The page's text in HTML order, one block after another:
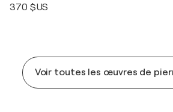
370 $US
Voir toutes les œuvres de